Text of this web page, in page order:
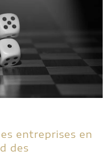
entreprises en
des